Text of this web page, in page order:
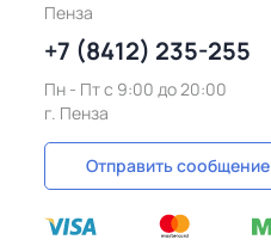
Пенза
+7 (8412) 235-255
Пн - Пт c 9:00 до 20:00
г. Пенза
Отправить сообщение